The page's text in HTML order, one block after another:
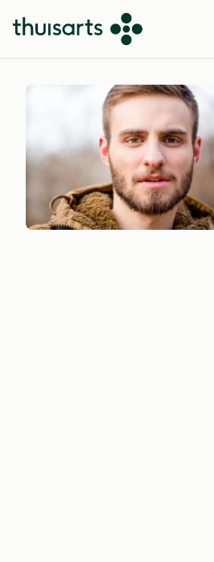
Overslaan en naar de inhoud gaan